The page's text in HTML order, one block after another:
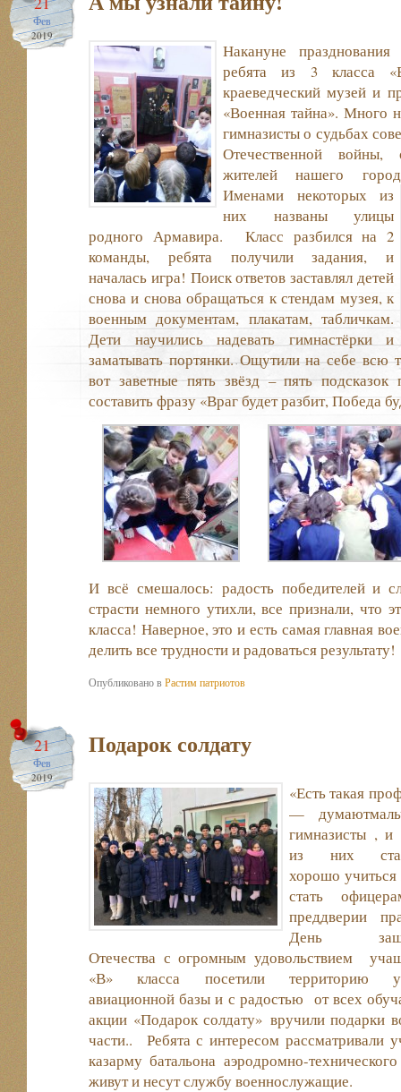
Фев
2019
Накануне
ребята из 3 класса
краеведческий музей и
«Военная тайна». Много
гимназисты о судьбах
Отечественной войны,
жителей нашего
Именами некоторых из
них названы улицы
родного Армавира. Класс разбился на 2
команды, ребята получили задания, и
началась игра! Поиск ответов заставлял детей
снова и снова обращаться к стендам музея, к
военным документам, плакатам, табличкам.
Дети научились надевать гимнастёрки и
заматывать портянки. Ощутили на себе всю
вот заветные пять звёзд – пять
составить фразу «Враг будет разбит, Победа
И всё смешалось: радость победителей и
страсти немного утихли, все признали, что
класса! Наверное, это и есть самая главная
делить все трудности и радоваться результату!
Опубликовано вРастим патриотов
21
Фев
2019
Подарок солдату
«Есть такая
— думают
гимназисты , и
из них
хорошо
стать
преддверии
День
Отечества с огромным удовольствием
«В» класса посетили территорию
авиационной базы и с радостью от всех
акции «Подарок солдату» вручили подарки
части.. Ребята с интересом рассматривали
казарму батальона аэродромно-
живут и несут службу военнослужащие.